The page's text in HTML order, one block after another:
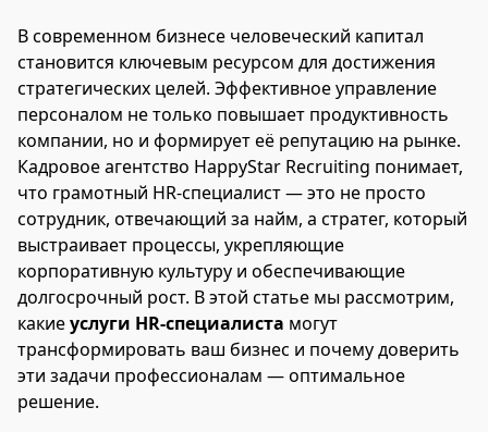
В современном бизнесе человеческий капитал
становится ключевым ресурсом для достижения
стратегических целей. Эффективное управление
персоналом не только повышает продуктивность
компании, но и формирует её репутацию на рынке.
Кадровое агентство HappyStar Recruiting понимает,
что грамотный HR-специалист — это не просто
сотрудник, отвечающий за найм, а стратег, который
выстраивает процессы, укрепляющие
корпоративную культуру и обеспечивающие
долгосрочный рост. В этой статье мы рассмотрим,
какиеуслуги HR-специалиста могут
трансформировать ваш бизнес и почему доверить
эти задачи профессионалам — оптимальное
решение.